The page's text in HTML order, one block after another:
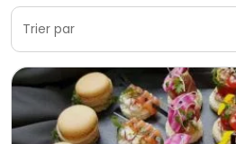
Trier par